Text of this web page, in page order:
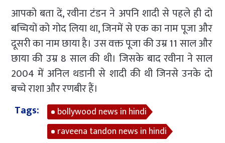
आपको बता दें, रवीना टंडन ने अपनि शादी से पहले ही दो
बच्चियों को गोद लिया था, जिनमें से एक का नाम पूजा और
दूसरी का नाम छाया है। उस वक्त पूजा की उम्र 11 साल और
छाया की उम्र 8 साल की थी। जिसके बाद रवीना ने साल
2004 में अनिल थडानी से शादी की थी जिनसे उनके दो
बच्चे राशा और रणबीर हैं।
Tags:
bollywood news in hindi
raveena tandon news in hindi